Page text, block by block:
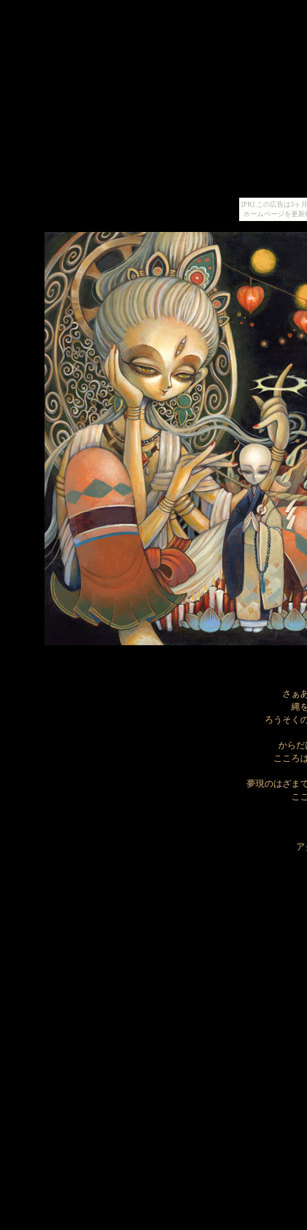
[PR] この広告は3ヶ
ホームページを更
さぁ
縄
ろうそく
からだ
こころ
夢現のはざま
こ